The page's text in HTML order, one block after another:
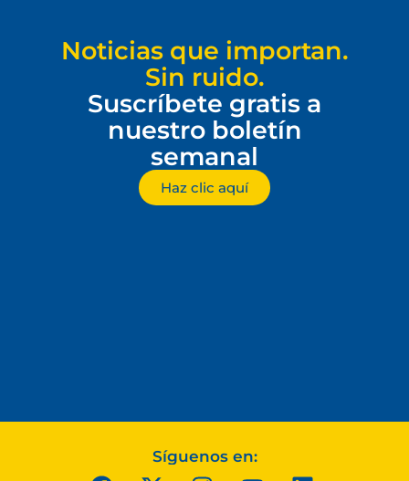
Noticias que importan.
Sin ruido.
Suscríbete gratis a
nuestro boletín
semanal
Haz clic aquí
Síguenos en: